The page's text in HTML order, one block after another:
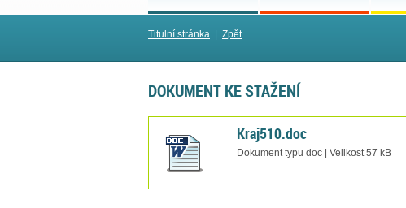
Titulní stránka Zpět
DOKUMENT KE STAŽENÍ
Kraj510.doc
Dokument typu doc | Velikost 57 kB